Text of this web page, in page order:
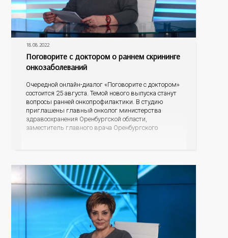
18.08.2022
Поговорите с доктором о раннем скрининге
онкозаболеваний
Очередной онлайн-диалог «Поговорите с доктором»
состоится 25 августа. Темой нового выпуска станут
вопросы ранней онкопрофилактики. В студию
приглашены главный онколог министерства
здравоохранения Оренбургской области,
заместитель главного врача Оренбургского
Разговор пойдет о профилактике онкологических
заболеваний, а именно о скрининговых